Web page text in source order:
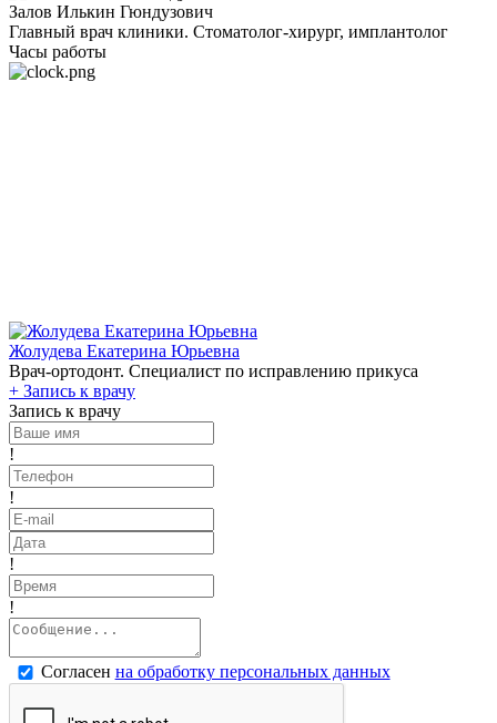
Залов Илькин Гюндузович
Главный врач клиники. Стоматолог-хирург, имплантолог
Часы работы
Жолудева Екатерина Юрьевна
Врач-ортодонт. Специалист по исправлению прикуса
+ Запись к врачу
Запись к врачу
!
!
!
!
Согласен на обработку персональных данных